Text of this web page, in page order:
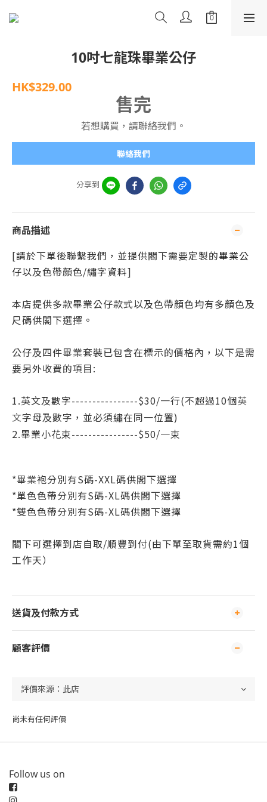
10吋七龍珠畢業公仔
HK$329.00
售完
若想購買，請聯絡我們。
聯絡我們
分享到
商品描述
[請於下單後聯繫我們，並提供閣下需要定製的畢業公
仔以及色帶顏色/繡字資料]
本店提供多款畢業公仔款式以及色帶顏色均有多顏色及
尺碼供閣下選擇。
公仔及四件畢業套裝已包含在標示的價格內，以下是需
要另外收費的項目:
1.英文及數字----------------$30/一行(不超過10個英
文字母及數字 ，並必須繡在同一位置)
2.畢業小花束----------------$50/一束
*畢業袍分別有S碼-XXL碼供閣下選擇
*單色色帶分別有S碼-XL碼供閣下選擇
*雙色色帶分別有S碼-XL碼供閣下選擇
閣下可選擇到店自取/順豐到付(由下單至取貨需約1個
工作天）
送貨及付款方式
顧客評價
尚未有任何評價
Follow us on